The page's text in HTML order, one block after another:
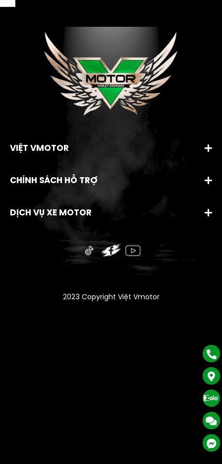
VIỆT VMOTOR
CHÍNH SÁCH HỖ TRỢ
DỊCH VỤ XE MOTOR
2023 Copyright Việt Vmotor